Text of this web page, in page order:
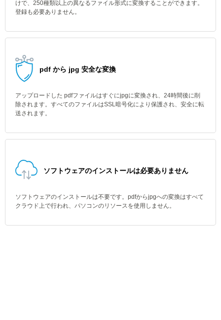
けで、250種類以上の異なるファイル形式に変換することができます。
登録も必要ありません。
pdf から jpg 安全な変換
アップロードした pdfファイルはすぐにjpgに変換され、24時間後に削
除されます。すべてのファイルはSSL暗号化により保護され、安全に転
送されます。
ソフトウェアのインストールは必要ありません
ソフトウェアのインストールは不要です。pdfからjpgへの変換はすべて
クラウド上で行われ、パソコンのリソースを使用しません。